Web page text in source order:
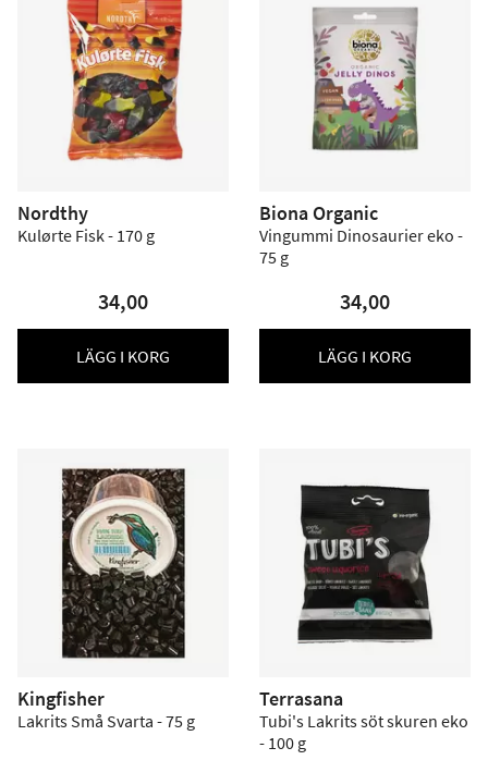
Nordthy
Kulørte Fisk - 170 g
34,00
LÄGG I KORG
Biona Organic
Vingummi Dinosaurier eko -
75 g
34,00
LÄGG I KORG
Kingfisher
Lakrits Små Svarta - 75 g
Terrasana
Tubi's Lakrits söt skuren eko
- 100 g